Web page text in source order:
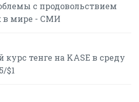
с продовольствием
в мире - СМИ
тенге на KASE в среду
$1